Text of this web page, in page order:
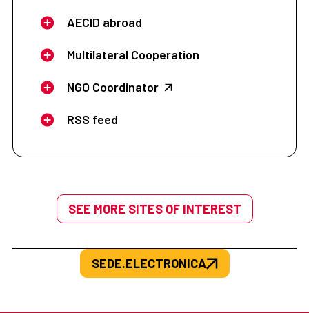
AECID abroad
Multilateral Cooperation
NGO Coordinator
RSS feed
SEE MORE SITES OF INTEREST
SEDE.ELECTRONICA